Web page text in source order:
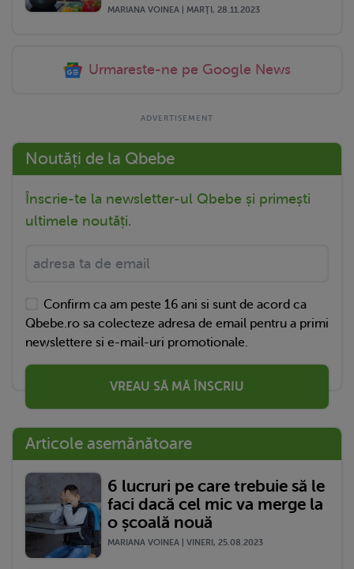
MARIANA VOINEA | MARŢI, 28.11.2023
Urmareste-ne pe Google News
Noutăți de la Qbebe
Înscrie-te la newsletter-ul Qbebe și primești
ultimele noutăți.
Confirm ca am peste 16 ani si sunt de acord ca
Qbebe.ro sa colecteze adresa de email pentru a primi
newslettere si e-mail-uri promotionale.
VREAU SĂ MĂ ÎNSCRIU
Articole asemănătoare
6 lucruri pe care trebuie să le
faci dacă cel mic va merge la
o școală nouă
MARIANA VOINEA | VINERI, 25.08.2023